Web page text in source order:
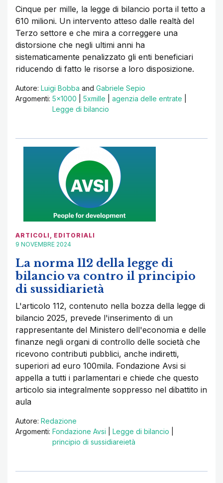
Cinque per mille, la legge di bilancio porta il tetto a
610 milioni. Un intervento atteso dalle realtà del
Terzo settore e che mira a correggere una
distorsione che negli ultimi anni ha
sistematicamente penalizzato gli enti beneficiari
riducendo di fatto le risorse a loro disposizione.
Autore: Luigi Bobba and Gabriele Sepio
Argomenti: 5x1000 5xmille agenzia delle entrate
Legge di bilancio
ARTICOLI , EDITORIALI
9 NOVEMBRE 2024
La norma 112 della legge di
bilancio va contro il principio
di sussidiarietà
L'articolo 112, contenuto nella bozza della legge di
bilancio 2025, prevede l'inserimento di un
rappresentante del Ministero dell'economia e delle
finanze negli organi di controllo delle società che
ricevono contributi pubblici, anche indiretti,
superiori ad euro 100mila. Fondazione Avsi si
appella a tutti i parlamentari e chiede che questo
articolo sia integralmente soppresso nel dibattito in
aula
Autore: Redazione
Argomenti: Fondazione Avsi Legge di bilancio
principio di sussidiareietà